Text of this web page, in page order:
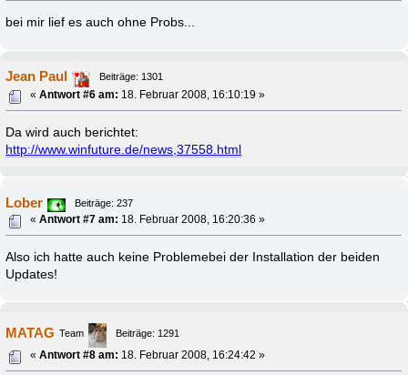
bei mir lief es auch ohne Probs...
Jean Paul
Beiträge: 1301
«Antwort #6 am: 18. Februar 2008, 16:10:19 »
Da wird auch berichtet:
http://www.winfuture.de/news,37558.html
Lober
Beiträge: 237
«Antwort #7 am: 18. Februar 2008, 16:20:36 »
Also ich hatte auch keine Problemebei der Installation der beiden
Updates!
MATAG Team
Beiträge: 1291
«Antwort #8 am: 18. Februar 2008, 16:24:42 »